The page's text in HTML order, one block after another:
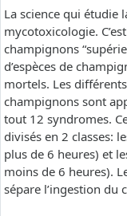
La science qui étudie
mycotoxicologie.
champignons
d’espèces de
mortels. Les
champignons sont
tout 12 syndromes.
divisés en 2 classes:
plus de 6 heures) et
moins de 6 heures).
sépare l’ingestion du